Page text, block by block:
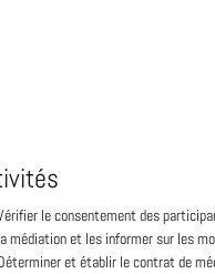
le consentement des
médiation et les informer sur les
et établir le contrat de